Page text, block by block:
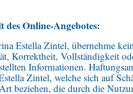
des Online-Angebotes:
Estella Zintel, übernehme
Korrektheit, Vollständigkeit
Informationen.
Zintel, welche sich auf
beziehen, die durch die